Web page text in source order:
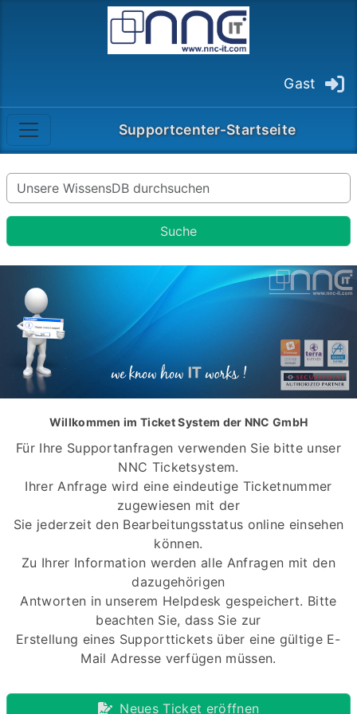
Gast
Supportcenter-Startseite
Suche
Willkommen im Ticket System der NNC GmbH
Für Ihre Supportanfragen verwenden Sie bitte unser
NNC Ticketsystem.
Ihrer Anfrage wird eine eindeutige Ticketnummer
zugewiesen mit der
Sie jederzeit den Bearbeitungsstatus online einsehen
können.
Zu Ihrer Information werden alle Anfragen mit den
dazugehörigen
Antworten in unserem Helpdesk gespeichert. Bitte
beachten Sie, dass Sie zur
Erstellung eines Supporttickets über eine gültige E-
Mail Adresse verfügen müssen.
Neues Ticket eröffnen